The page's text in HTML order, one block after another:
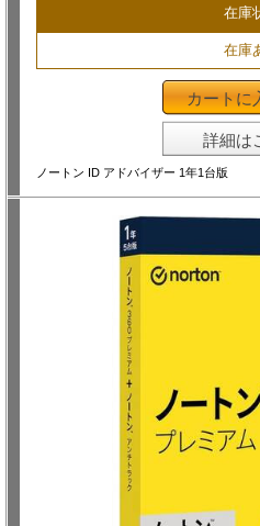
在庫
在庫
カートに
詳細は
ノートン ID アドバイザー 1年1台版